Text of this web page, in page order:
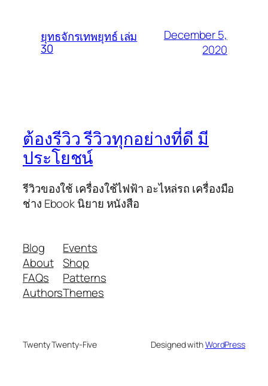
ยุทธจักรเทพยุทธ์ เล่ม
30
December 5,
2020
ต้องรีวิว รีวิวทุกอย่างที่ดี มี
ประโยชน์
รีวิวของใช้ เครื่องใช้ไฟฟ้า อะไหล่รถ เครื่องมือ
ช่าง Ebook นิยาย หนังสือ
Blog
About
FAQs
Authors
Events
Shop
Patterns
Themes
Twenty Twenty-Five Designed withWordPress